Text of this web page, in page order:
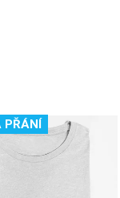
PŘÁNÍ